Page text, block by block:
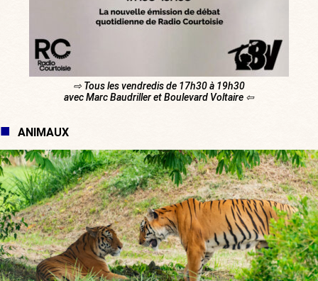
⇨ Tous les vendredis de 17h30 à 19h30
avec Marc Baudriller et Boulevard Voltaire ⇦
ANIMAUX